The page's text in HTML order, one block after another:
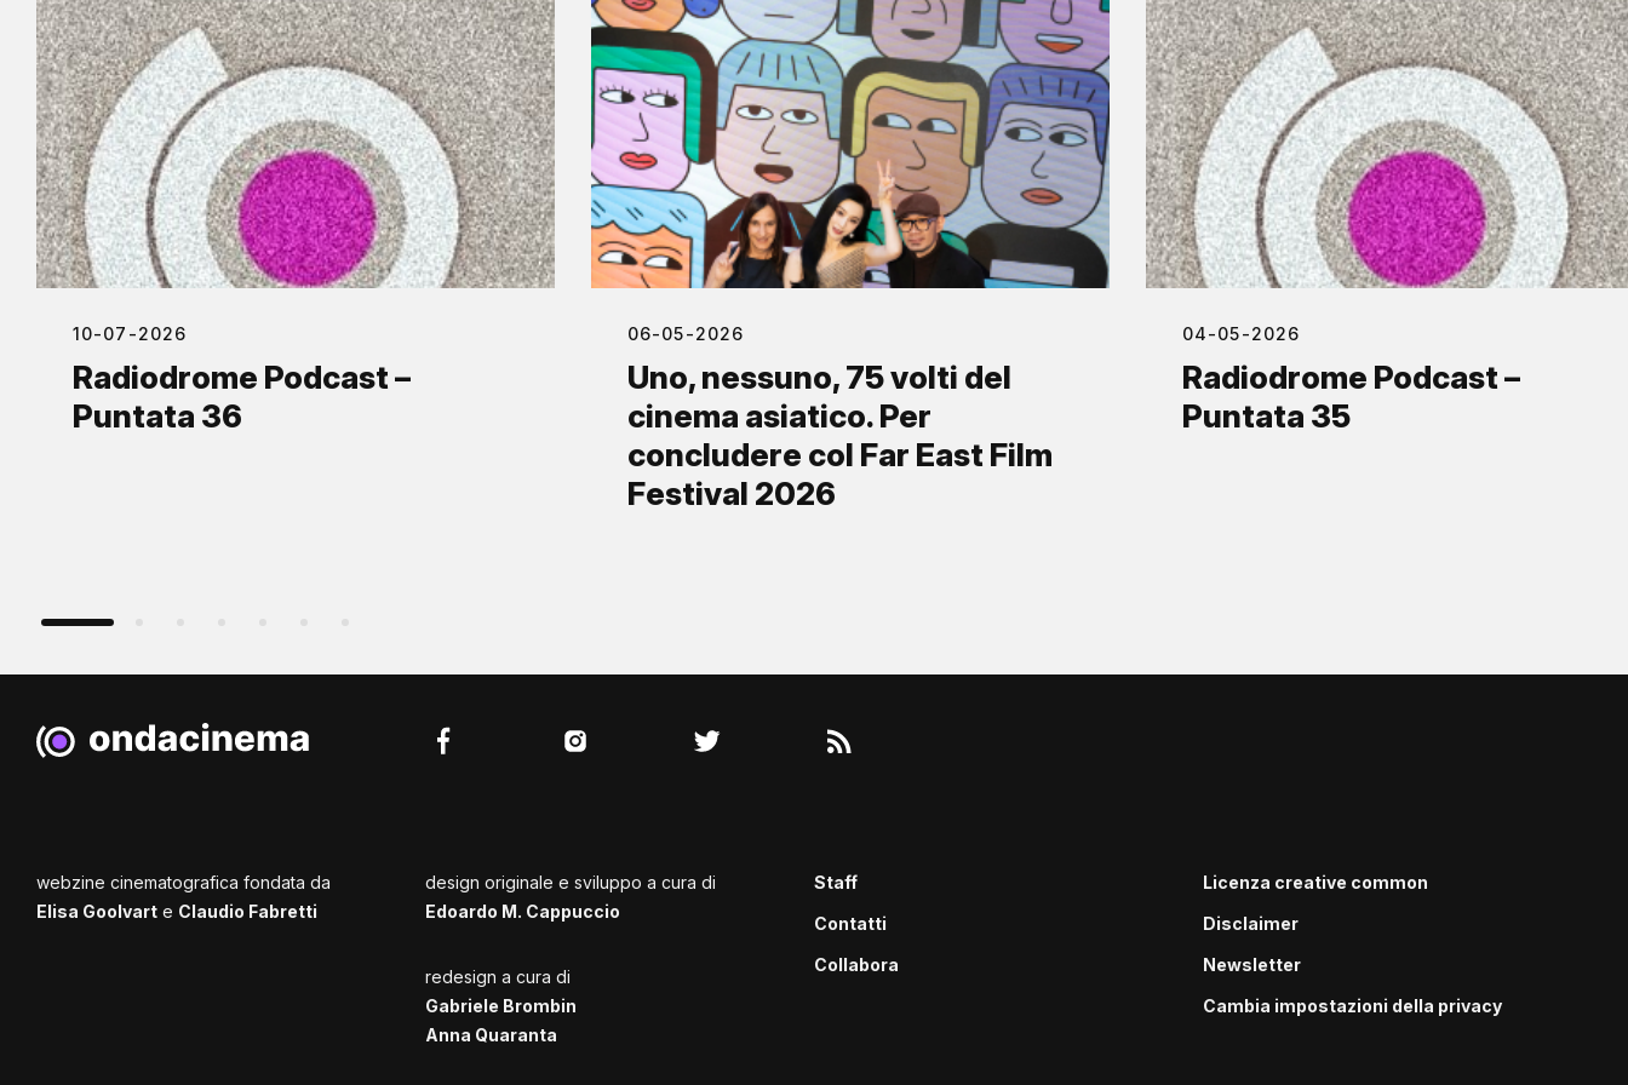
10-07-2026
Radiodrome Podcast –
Puntata 36
06-05-2026
Uno, nessuno, 75 volti del
cinema asiatico. Per
concludere col Far East Film
Festival 2026
04-05-2026
Radiodrome Podcast –
Puntata 35
webzine cinematografica fondata da
Elisa Goolvart e Claudio Fabretti
design originale e sviluppo a cura di
Edoardo M. Cappuccio
redesign a cura di
Gabriele Brombin
Anna Quaranta
Staff
Contatti
Collabora
Licenza creative common
Disclaimer
Newsletter
Cambia impostazioni della privacy